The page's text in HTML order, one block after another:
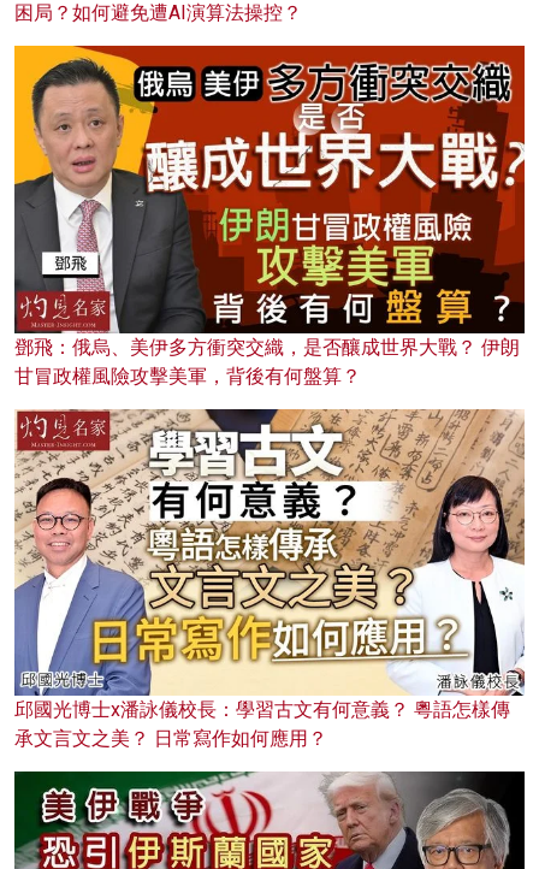
困局？如何避免遭AI演算法操控？
鄧飛：俄烏、美伊多方衝突交織，是否釀成世界大戰？ 伊朗
甘冒政權風險攻擊美軍，背後有何盤算？
邱國光博士x潘詠儀校長：學習古文有何意義？ 粵語怎樣傳
承文言文之美？ 日常寫作如何應用？